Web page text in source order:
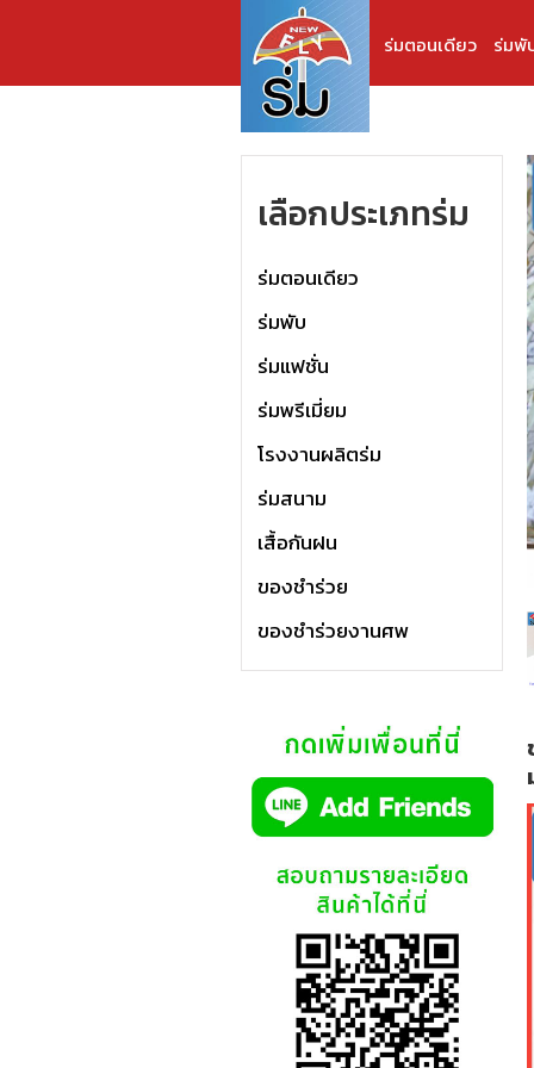
ร่มตอนเดียว ร่มพั
เลือกประเภทร่ม
ร่มตอนเดียว
ร่มพับ
ร่มแฟชั่น
ร่มพรีเมี่ยม
โรงงานผลิตร่ม
ร่มสนาม
เสื้อกันฝน
ของชำร่วย
ของชำร่วยงานศพ